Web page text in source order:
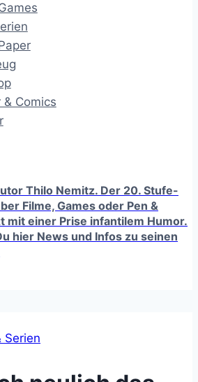
& Comics
Thilo Nemitz. Der 20. Stufe-
Filme, Games oder Pen &
mit einer Prise infantilem Humor.
hier News und Infos zu seinen
Serien